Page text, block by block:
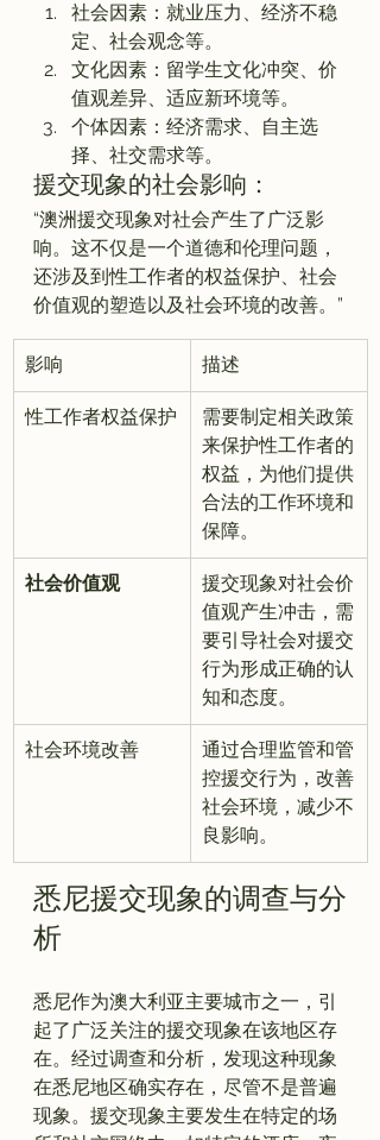
社会因素：就业压力、经济不稳
定、社会观念等。
文化因素：留学生文化冲突、价
值观差异、适应新环境等。
个体因素：经济需求、自主选
择、社交需求等。
援交现象的社会影响：
“澳洲援交现象对社会产生了广泛影
响。这不仅是一个道德和伦理问题，
还涉及到性工作者的权益保护、社会
价值观的塑造以及社会环境的改善。”
影响 描述
性工作者权益保护
需要制定相关政策
来保护性工作者的
权益，为他们提供
合法的工作环境和
保障。
社会价值观
援交现象对社会价
值观产生冲击，需
要引导社会对援交
行为形成正确的认
知和态度。
社会环境改善
通过合理监管和管
控援交行为，改善
社会环境，减少不
良影响。
悉尼援交现象的调查与分
析
悉尼作为澳大利亚主要城市之一，引
起了广泛关注的援交现象在该地区存
在。经过调查和分析，发现这种现象
在悉尼地区确实存在，尽管不是普遍
现象。援交现象主要发生在特定的场